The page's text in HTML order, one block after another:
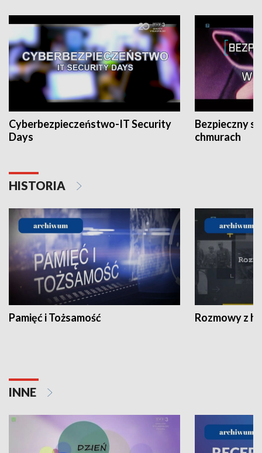
Cyberbezpieczeństwo-IT Security
Days
Bezpieczny
chmurach
HISTORIA
Pamięć i Tożsamość Rozmowy z
INNE